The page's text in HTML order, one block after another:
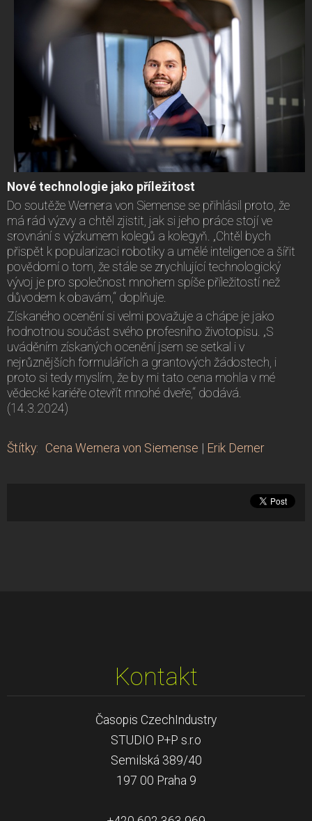
Nové technologie jako příležitost
Do soutěže Wernera von Siemense se přihlásil proto, že
má rád výzvy a chtěl zjistit, jak si jeho práce stojí ve
srovnání s výzkumem kolegů a kolegyň. „Chtěl bych
přispět k popularizaci robotiky a umělé inteligence a šířit
povědomí o tom, že stále se zrychlující technologický
vývoj je pro společnost mnohem spíše příležitostí než
důvodem k obavám,“ doplňuje.
Získaného ocenění si velmi považuje a chápe je jako
hodnotnou součást svého profesního životopisu. „S
uváděním získaných ocenění jsem se setkal i v
nejrůznějších formulářích a grantových žádostech, i
proto si tedy myslím, že by mi tato cena mohla v mé
vědecké kariéře otevřít mnohé dveře,“ dodává.
(14.3.2024)
Štítky: Cena Wernera von Siemense | Erik Derner
Kontakt
Časopis CzechIndustry
STUDIO P+P s.r.o
Semilská 389/40
197 00 Praha 9